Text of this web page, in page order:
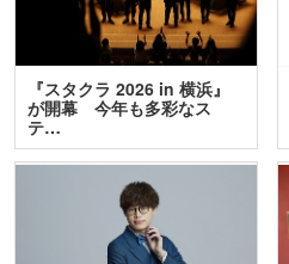
『スタクラ 2026 in 横浜』
が開幕 今年も多彩なス
テ…